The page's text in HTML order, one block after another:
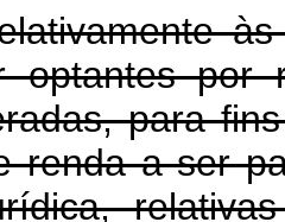
às
optantes por
para
renda a ser